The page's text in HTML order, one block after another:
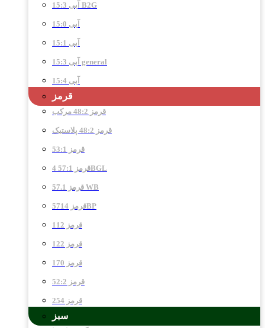
آبی 15:3 B2G
آبی 15:0
آبی 15:1
آبی 15:3 general
آبی 15:4
قرمز
قرمز 48:2 مرکب
قرمز 48:2 پلاستیک
قرمز 53:1
قرمز 57:1 4BGL
قرمز 57.1 WB
قرمز 5714BP
قرمز 112
قرمز 122
قرمز 170
قرمز 52:2
قرمز 254
سبز